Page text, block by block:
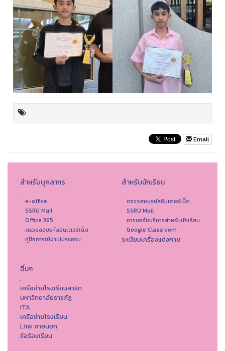
Email
สำหรับบุคลากร
.
e-office
SSRU Mail
Office 365
ตรวจสอบรหัสอินเตอร์เน็ต
คู่มือการใช้งานโปรแกรม
สำหรับนักเรียน
.
ตรวจสอบรหัสอินเตอร์เน็ต
SSRU Mail
การขอรับบริการสำหรับนักเรียน
Google Classroom
ระเบียบเครื่องแต่งกาย
อื่นๆ
.
เครือข่ายโรงเรียนสาธิต
มหาวิทยาลัยราชภัฏ
ITA
เครือข่ายโรงเรียน
Link ภายนอก
ข้อร้องเรียน